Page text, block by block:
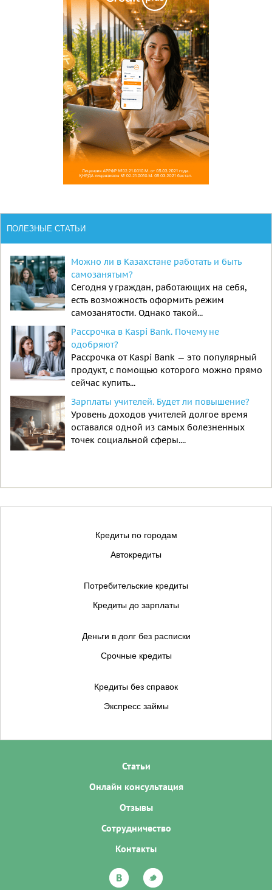
ПОЛЕЗНЫЕ СТАТЬИ
Можно ли в Казахстане работать и быть
самозанятым?
Сегодня у граждан, работающих на себя,
есть возможность оформить режим
самозанятости. Однако такой...
Рассрочка в Kaspi Bank. Почему не
одобряют?
Рассрочка от Kaspi Bank — это популярный
продукт, с помощью которого можно прямо
сейчас купить...
Зарплаты учителей. Будет ли повышение?
Уровень доходов учителей долгое время
оставался одной из самых болезненных
точек социальной сферы....
Кредиты по городам
Автокредиты
Потребительские кредиты
Кредиты до зарплаты
Деньги в долг без расписки
Срочные кредиты
Кредиты без справок
Экспресс займы
Статьи
Онлайн консультация
Отзывы
Сотрудничество
Контакты